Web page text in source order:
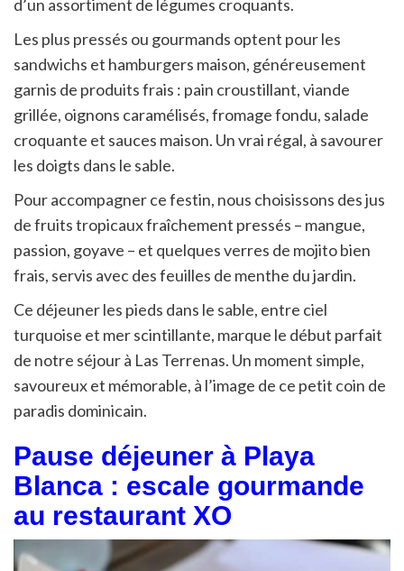
d’un assortiment de légumes croquants.
Les plus pressés ou gourmands optent pour les
sandwichs et hamburgers maison, généreusement
garnis de produits frais : pain croustillant, viande
grillée, oignons caramélisés, fromage fondu, salade
croquante et sauces maison. Un vrai régal, à savourer
les doigts dans le sable.
Pour accompagner ce festin, nous choisissons des jus
de fruits tropicaux fraîchement pressés – mangue,
passion, goyave – et quelques verres de mojito bien
frais, servis avec des feuilles de menthe du jardin.
Ce déjeuner les pieds dans le sable, entre ciel
turquoise et mer scintillante, marque le début parfait
de notre séjour à Las Terrenas. Un moment simple,
savoureux et mémorable, à l’image de ce petit coin de
paradis dominicain.
Pause déjeuner à Playa
Blanca : escale gourmande
au restaurant XO